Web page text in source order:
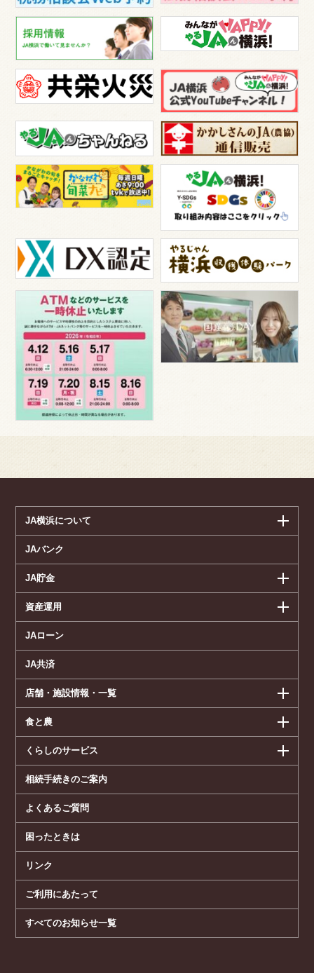
JA横浜について
JAバンク
JA貯金
資産運用
JAローン
JA共済
店舗・施設情報・一覧
食と農
くらしのサービス
相続手続きのご案内
よくあるご質問
困ったときは
リンク
ご利用にあたって
すべてのお知らせ一覧